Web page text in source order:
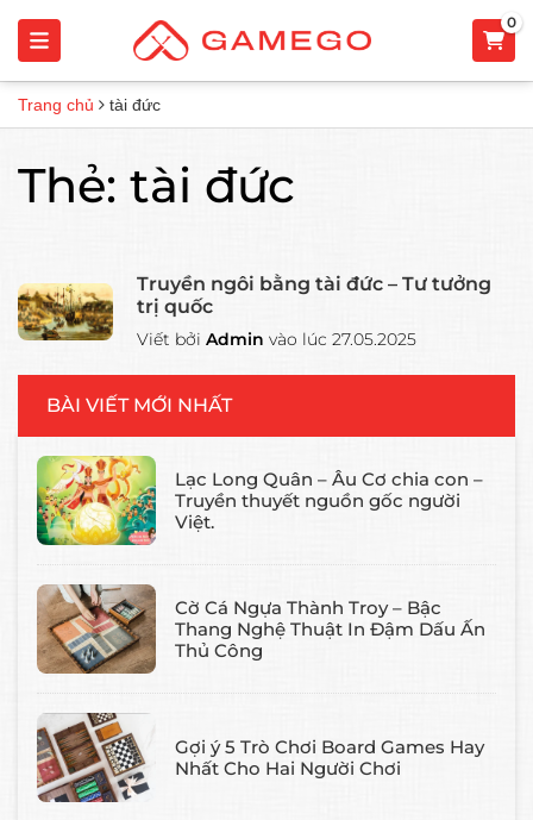
0
Trang chủ tài đức
Thẻ: tài đức
Truyền ngôi bằng tài đức – Tư tưởng
trị quốc
Viết bởi Admin vào lúc 27.05.2025
BÀI VIẾT MỚI NHẤT
Lạc Long Quân – Âu Cơ chia con –
Truyền thuyết nguồn gốc người
Việt.
Cờ Cá Ngựa Thành Troy – Bậc
Thang Nghệ Thuật In Đậm Dấu Ấn
Thủ Công
Gợi ý 5 Trò Chơi Board Games Hay
Nhất Cho Hai Người Chơi